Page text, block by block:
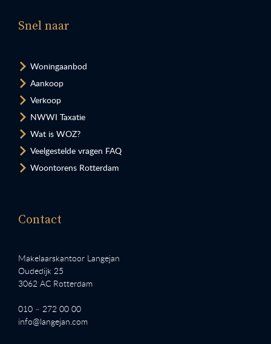
Snel naar
Woningaanbod
Aankoop
Verkoop
NWWI Taxatie
Wat is WOZ?
Veelgestelde vragen FAQ
Woontorens Rotterdam
Contact
Makelaarskantoor Langejan
Oudedijk 25
3062 AC Rotterdam
010 – 272 00 00
info@langejan.com